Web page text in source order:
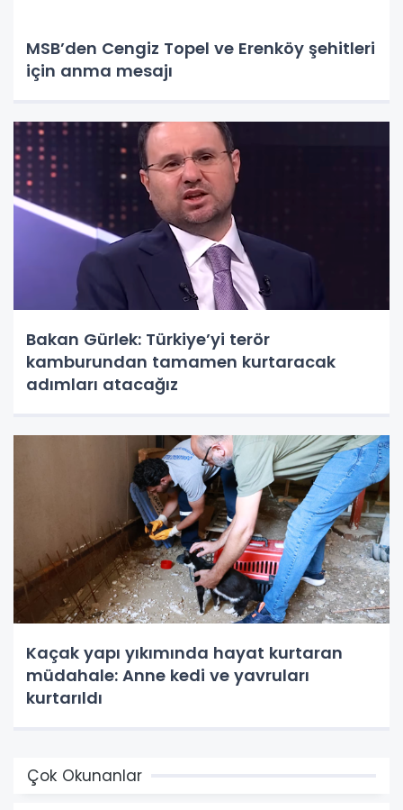
MSB’den Cengiz Topel ve Erenköy şehitleri
için anma mesajı
Bakan Gürlek: Türkiye’yi terör
kamburundan tamamen kurtaracak
adımları atacağız
Kaçak yapı yıkımında hayat kurtaran
müdahale: Anne kedi ve yavruları
kurtarıldı
Çok Okunanlar